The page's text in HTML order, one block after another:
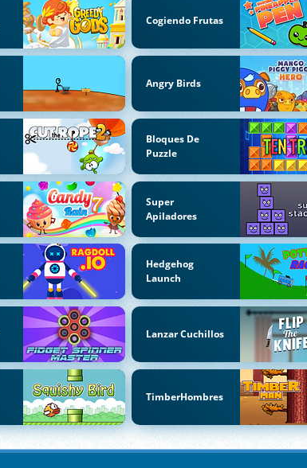
Cogiendo Frutas
Angry Birds
Bloques De
Puzzle
Super
Apiladores
Hedgehog
Launch
Lanzar Cuchillos
TimberHombres